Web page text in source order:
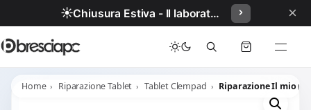
☀️ Chiusura Estiva - Il laboratorio resterà chiuso per ferie dal 29/06/2026 al 05/07/2026 compresi. ×
Home Riparazione Tablet Tablet Clempad Riparazione Il mio